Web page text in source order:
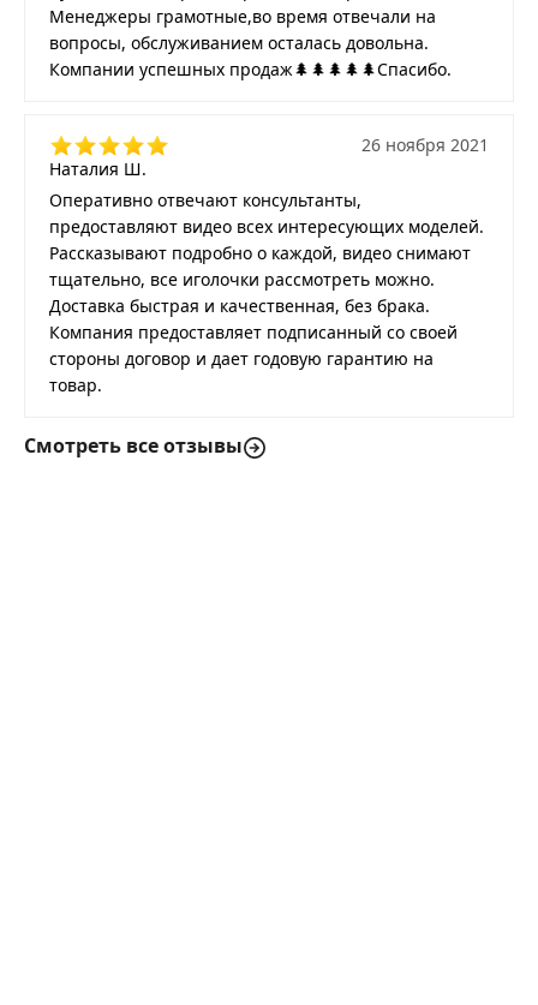
Менеджеры грамотные,во время отвечали на
вопросы, обслуживанием осталась довольна.
Компании успешных продаж🌲🌲🌲🌲🌲Спасибо.
Наталия Ш.
26 ноября 2021
Оперативно отвечают консультанты,
предоставляют видео всех интересующих моделей.
Рассказывают подробно о каждой, видео снимают
тщательно, все иголочки рассмотреть можно.
Доставка быстрая и качественная, без брака.
Компания предоставляет подписанный со своей
стороны договор и дает годовую гарантию на
товар.
Смотреть все отзывы